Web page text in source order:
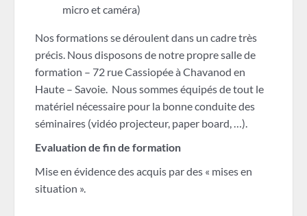
micro et caméra)
Nos formations se déroulent dans un cadre très
précis. Nous disposons de notre propre salle de
formation – 72 rue Cassiopée à Chavanod en
Haute – Savoie. Nous sommes équipés de tout le
matériel nécessaire pour la bonne conduite des
séminaires (vidéo projecteur, paper board, …).
Evaluation de fin de formation
Mise en évidence des acquis par des « mises en
situation ».